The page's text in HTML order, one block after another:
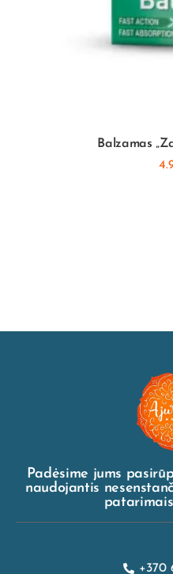
Balzamas
Padėsime jums
naudojantis
+370